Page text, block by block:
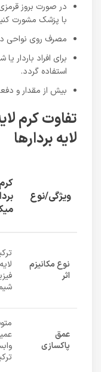
در صورت بروز
با پزشک مشورت
مصرف روی نواحی
برای افراد
استفاده گردد.
بیش از مقدار و
تفاوت کرم
لایه بردارها
ویژگی/نوع
نوع مکانیزم
اثر
عمق
پاکسازی